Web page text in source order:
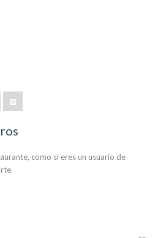
como si eres un usuario de